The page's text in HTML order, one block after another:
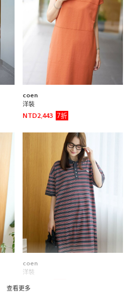
coen
洋裝
NTD2,443
7折
coen
洋裝
NTD1,134
查看更多